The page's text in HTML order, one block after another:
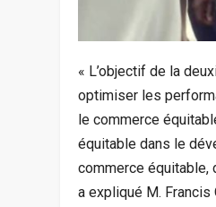
« L’objectif de la
optimiser les
le commerce
équitable dans le
commerce équitable,
a expliqué M.